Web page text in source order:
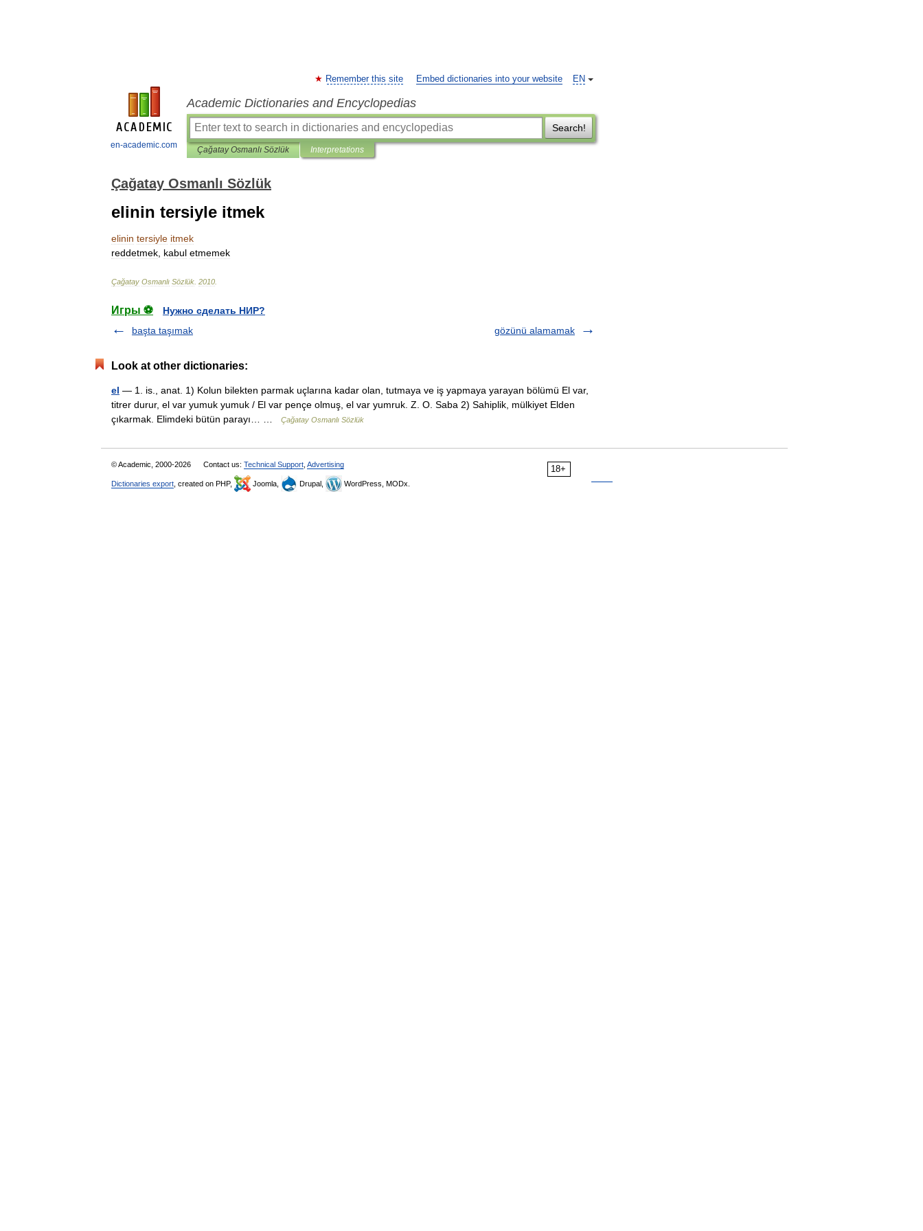
en-academic.com
EN
Remember this site Embed dictionaries into your website
Academic Dictionaries and Encyclopedias
Search!
Çağatay Osmanlı Sözlük Interpretations
Çağatay Osmanlı Sözlük
elinin tersiyle itmek
elinin tersiyle itmek
reddetmek kabul etmemek
Çağatay Osmanlı Sözlük 2010
Игры ⚽
Нужно сделать НИР?
başta taşımak
gözünü alamamak
Look at other dictionaries:
el — 1. is., anat. 1) Kolun bilekten parmak uçlarına kadar olan, tutmaya ve iş yapmaya yarayan bölümü El var,
titrer durur, el var yumuk yumuk / El var pençe olmuş, el var yumruk. Z. O. Saba 2) Sahiplik, mülkiyet Elden
çıkarmak. Elimdeki bütün parayı… …
Çağatay Osmanlı Sözlük
18+
© Academic, 2000-2026 Contact us: Technical Support Advertising
Dictionaries export , created on PHP, Joomla, Drupal, WordPress, MODx.